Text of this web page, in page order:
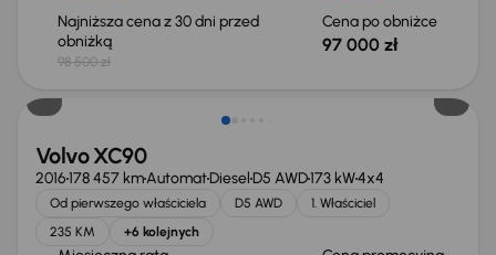
Najniższa cena z 30 dni przed
obniżką
98 500 zł
Cena po obniżce
97 000 zł
Taniej o 1 500 zł
Volvo XC90
2016178 457 kmAutomatDiesel D5 AWD173 kW4x4
Od pierwszego właściciela D5 AWD
1. Właściciel
235 KM
+6 kolejnych